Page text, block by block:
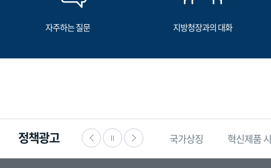
자주하는 질문 지방청장과의 대화
정책광고
익신고 찾기쉬운 생활법령정보 국가상징 혁신제품